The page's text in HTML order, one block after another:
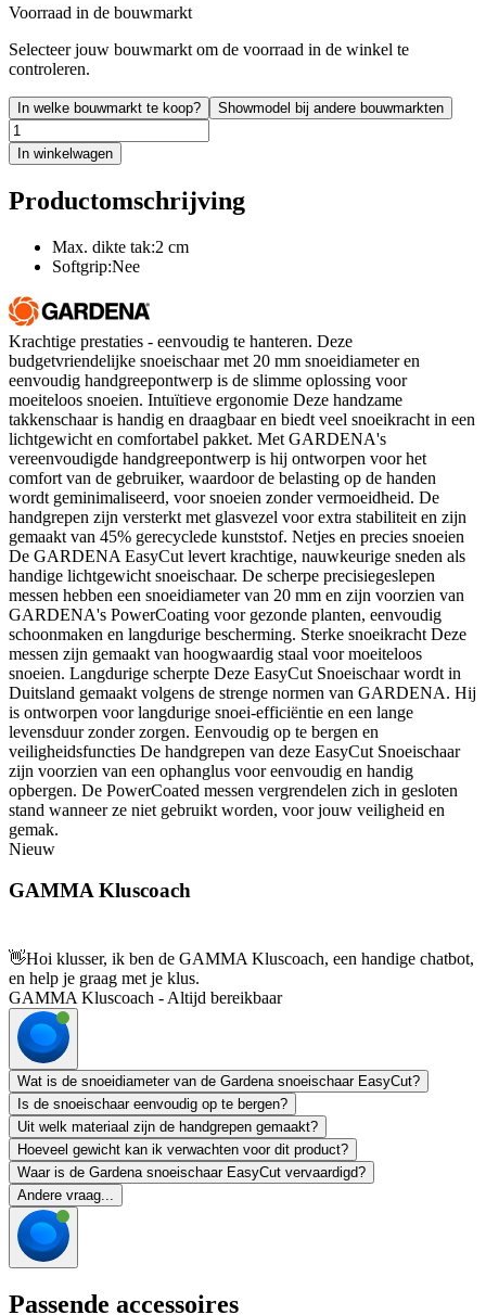
Voorraad in de bouwmarkt
Selecteer jouw bouwmarkt om de voorraad in de winkel te
controleren.
In welke bouwmarkt te koop? Showmodel bij andere bouwmarkten
In winkelwagen
Productomschrijving
Max. dikte tak:2 cm
Softgrip:Nee
Krachtige prestaties - eenvoudig te hanteren. Deze
budgetvriendelijke snoeischaar met 20 mm snoeidiameter en
eenvoudig handgreepontwerp is de slimme oplossing voor
moeiteloos snoeien. Intuïtieve ergonomie Deze handzame
takkenschaar is handig en draagbaar en biedt veel snoeikracht in een
lichtgewicht en comfortabel pakket. Met GARDENA's
vereenvoudigde handgreepontwerp is hij ontworpen voor het
comfort van de gebruiker, waardoor de belasting op de handen
wordt geminimaliseerd, voor snoeien zonder vermoeidheid. De
handgrepen zijn versterkt met glasvezel voor extra stabiliteit en zijn
gemaakt van 45% gerecyclede kunststof. Netjes en precies snoeien
De GARDENA EasyCut levert krachtige, nauwkeurige sneden als
handige lichtgewicht snoeischaar. De scherpe precisiegeslepen
messen hebben een snoeidiameter van 20 mm en zijn voorzien van
GARDENA's PowerCoating voor gezonde planten, eenvoudig
schoonmaken en langdurige bescherming. Sterke snoeikracht Deze
messen zijn gemaakt van hoogwaardig staal voor moeiteloos
snoeien. Langdurige scherpte Deze EasyCut Snoeischaar wordt in
Duitsland gemaakt volgens de strenge normen van GARDENA. Hij
is ontworpen voor langdurige snoei-efficiëntie en een lange
levensduur zonder zorgen. Eenvoudig op te bergen en
veiligheidsfuncties De handgrepen van deze EasyCut Snoeischaar
zijn voorzien van een ophanglus voor eenvoudig en handig
opbergen. De PowerCoated messen vergrendelen zich in gesloten
stand wanneer ze niet gebruikt worden, voor jouw veiligheid en
gemak.
Nieuw
GAMMA Kluscoach
👋Hoi klusser, ik ben de GAMMA Kluscoach, een handige chatbot,
en help je graag met je klus.
GAMMA Kluscoach - Altijd bereikbaar
Wat is de snoeidiameter van de Gardena snoeischaar EasyCut?
Is de snoeischaar eenvoudig op te bergen?
Uit welk materiaal zijn de handgrepen gemaakt?
Hoeveel gewicht kan ik verwachten voor dit product?
Waar is de Gardena snoeischaar EasyCut vervaardigd?
Andere vraag...
Passende accessoires